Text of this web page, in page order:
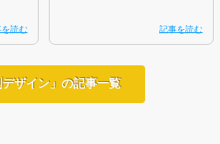
読む 記事を読む
デザイン」の記事一覧